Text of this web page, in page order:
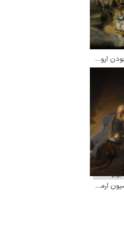
ربودن اروپا – رامبرانت
شیون ارمیا بر ویرانه بیت المقدس – رامبرانت